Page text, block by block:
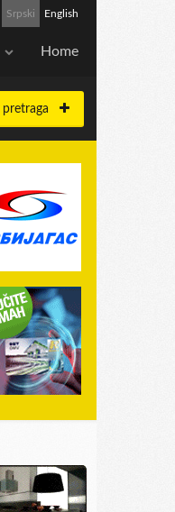
Srpski English
Home
pretraga